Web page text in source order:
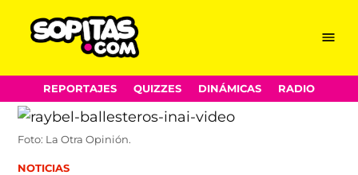
Skip
to
content
Menu
REPORTAJES QUIZZES DINÁMICAS RADIO
Foto: La Otra Opinión.
POSTED
NOTICIAS